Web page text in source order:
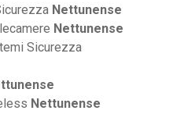
Nettunense
Nettunense
Sicurezza
Nettunense